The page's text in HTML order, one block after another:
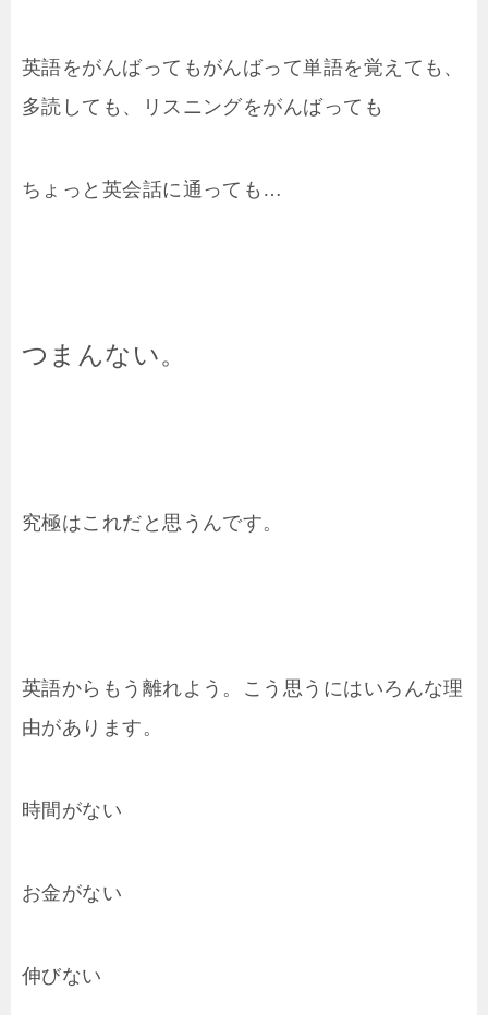
英語をがんばってもがんばって単語を覚えても、
多読しても、リスニングをがんばっても
ちょっと英会話に通っても…
つまんない。
究極はこれだと思うんです。
英語からもう離れよう。こう思うにはいろんな理
由があります。
時間がない
お金がない
伸びない